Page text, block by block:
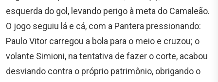
esquerda do gol, levando perigo à meta do Camaleão.
O jogo seguiu lá e cá, com a Pantera pressionando:
Paulo Vitor carregou a bola para o meio e cruzou; o
volante Simioni, na tentativa de fazer o corte, acabou
desviando contra o próprio patrimônio, obrigando o